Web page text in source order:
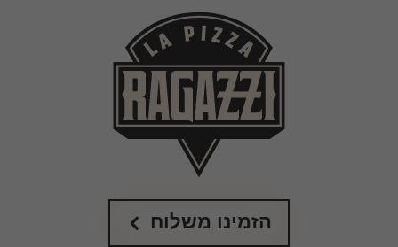
הזמינו משלוח